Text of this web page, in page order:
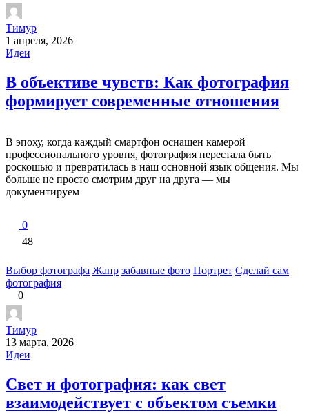
Тимур
1 апреля, 2026
Идеи
В объективе чувств: Как фотография
формирует современные отношения
В эпоху, когда каждый смартфон оснащен камерой
профессионального уровня, фотография перестала быть
роскошью и превратилась в наш основной язык общения. Мы
больше не просто смотрим друг на друга — мы
документируем
0
48
Выбор фотографа Жанр забавные фото Портрет Сделай сам
фотография
0
Тимур
13 марта, 2026
Идеи
Свет и фотография: как свет
взаимодействует с объектом съемки